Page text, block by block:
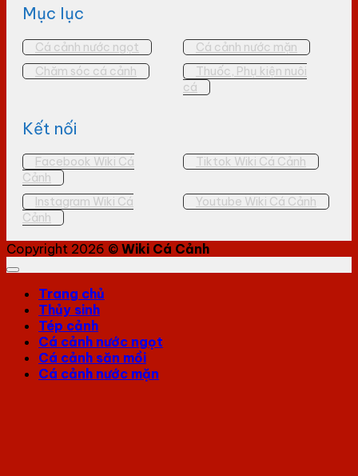
Mục lục
Cá cảnh nước ngọt
Cá cảnh nước mặn
Chăm sóc cá cảnh
Thuốc, Phụ kiện nuôi
cá
Kết nối
Facebook Wiki Cá
Cảnh
Tiktok Wiki Cá Cảnh
Instagram Wiki Cá
Cảnh
Youtube Wiki Cá Cảnh
Copyright 2026 © Wiki Cá Cảnh
Trang chủ
Thủy sinh
Tép cảnh
Cá cảnh nước ngọt
Cá cảnh săn mồi
Cá cảnh nước mặn